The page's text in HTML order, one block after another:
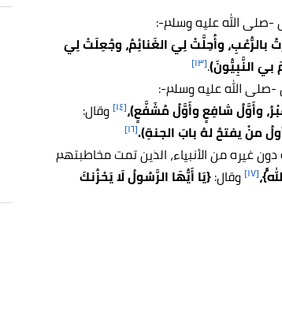
-صلى الله عليه وسلم-:
وأُحِلَّتْ لِيَ الغَنائِمُ، وجُعِلَتْ لِيَ
النَّبِيُّونَ).[١٣]
-صلى الله عليه وسلم-:
وأَوَّلُ شافِعٍ وأَوَّلُ مُشَفَّعٍ)،[١٤]
وقال:
منْ يفتحُ لهُ بابَ الجنةِ).[١٦]
غيره من الأنبياء، الذين تمت مخاطبتهم
[١٧] وقال:{يَا أَيُّهَا الرَّسُولُ لَا يَحْزُنكَ